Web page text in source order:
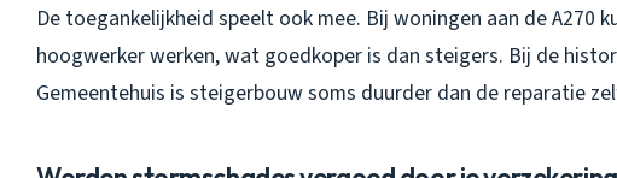
De toegankelijkheid speelt ook mee. Bij woningen aan de A270
hoogwerker werken, wat goedkoper is dan steigers. Bij de
Gemeentehuis is steigerbouw soms duurder dan de reparatie